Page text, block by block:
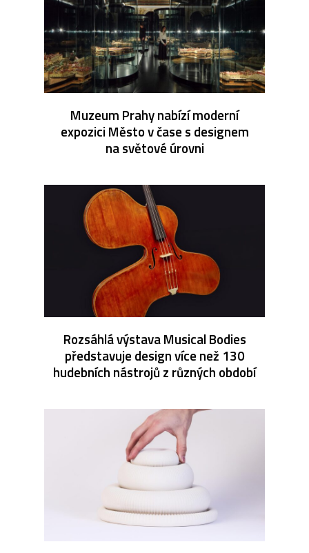
Muzeum Prahy nabízí moderní
expozici Město v čase s designem
na světové úrovni
Rozsáhlá výstava Musical Bodies
představuje design více než 130
hudebních nástrojů z různých období